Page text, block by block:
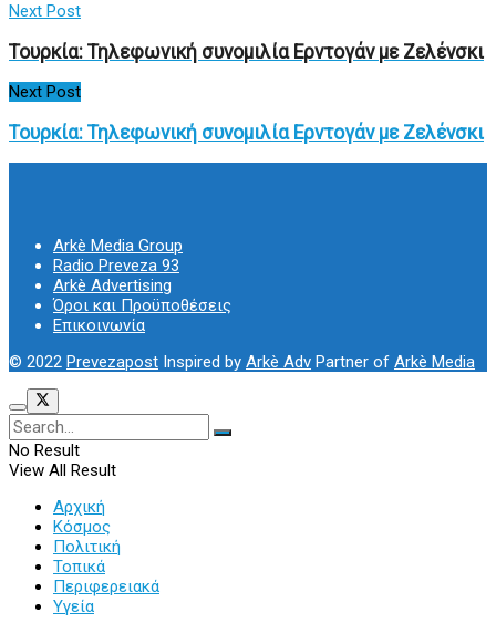
Next Post
Τουρκία: Τηλεφωνική συνομιλία Ερντογάν με Ζελένσκι
Next Post
Τουρκία: Τηλεφωνική συνομιλία Ερντογάν με Ζελένσκι
Arkè Media Group
Radio Preveza 93
Arkè Advertising
Όροι και Προϋποθέσεις
Επικοινωνία
© 2022 Prevezapost Inspired by Arkè Adv Partner of Arkè Media
No Result
View All Result
Αρχική
Κόσμος
Πολιτική
Τοπικά
Περιφερειακά
Υγεία